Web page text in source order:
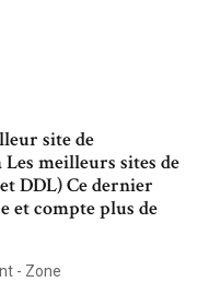
site de
meilleurs sites de
DDL) Ce dernier
et compte plus de
- Zone